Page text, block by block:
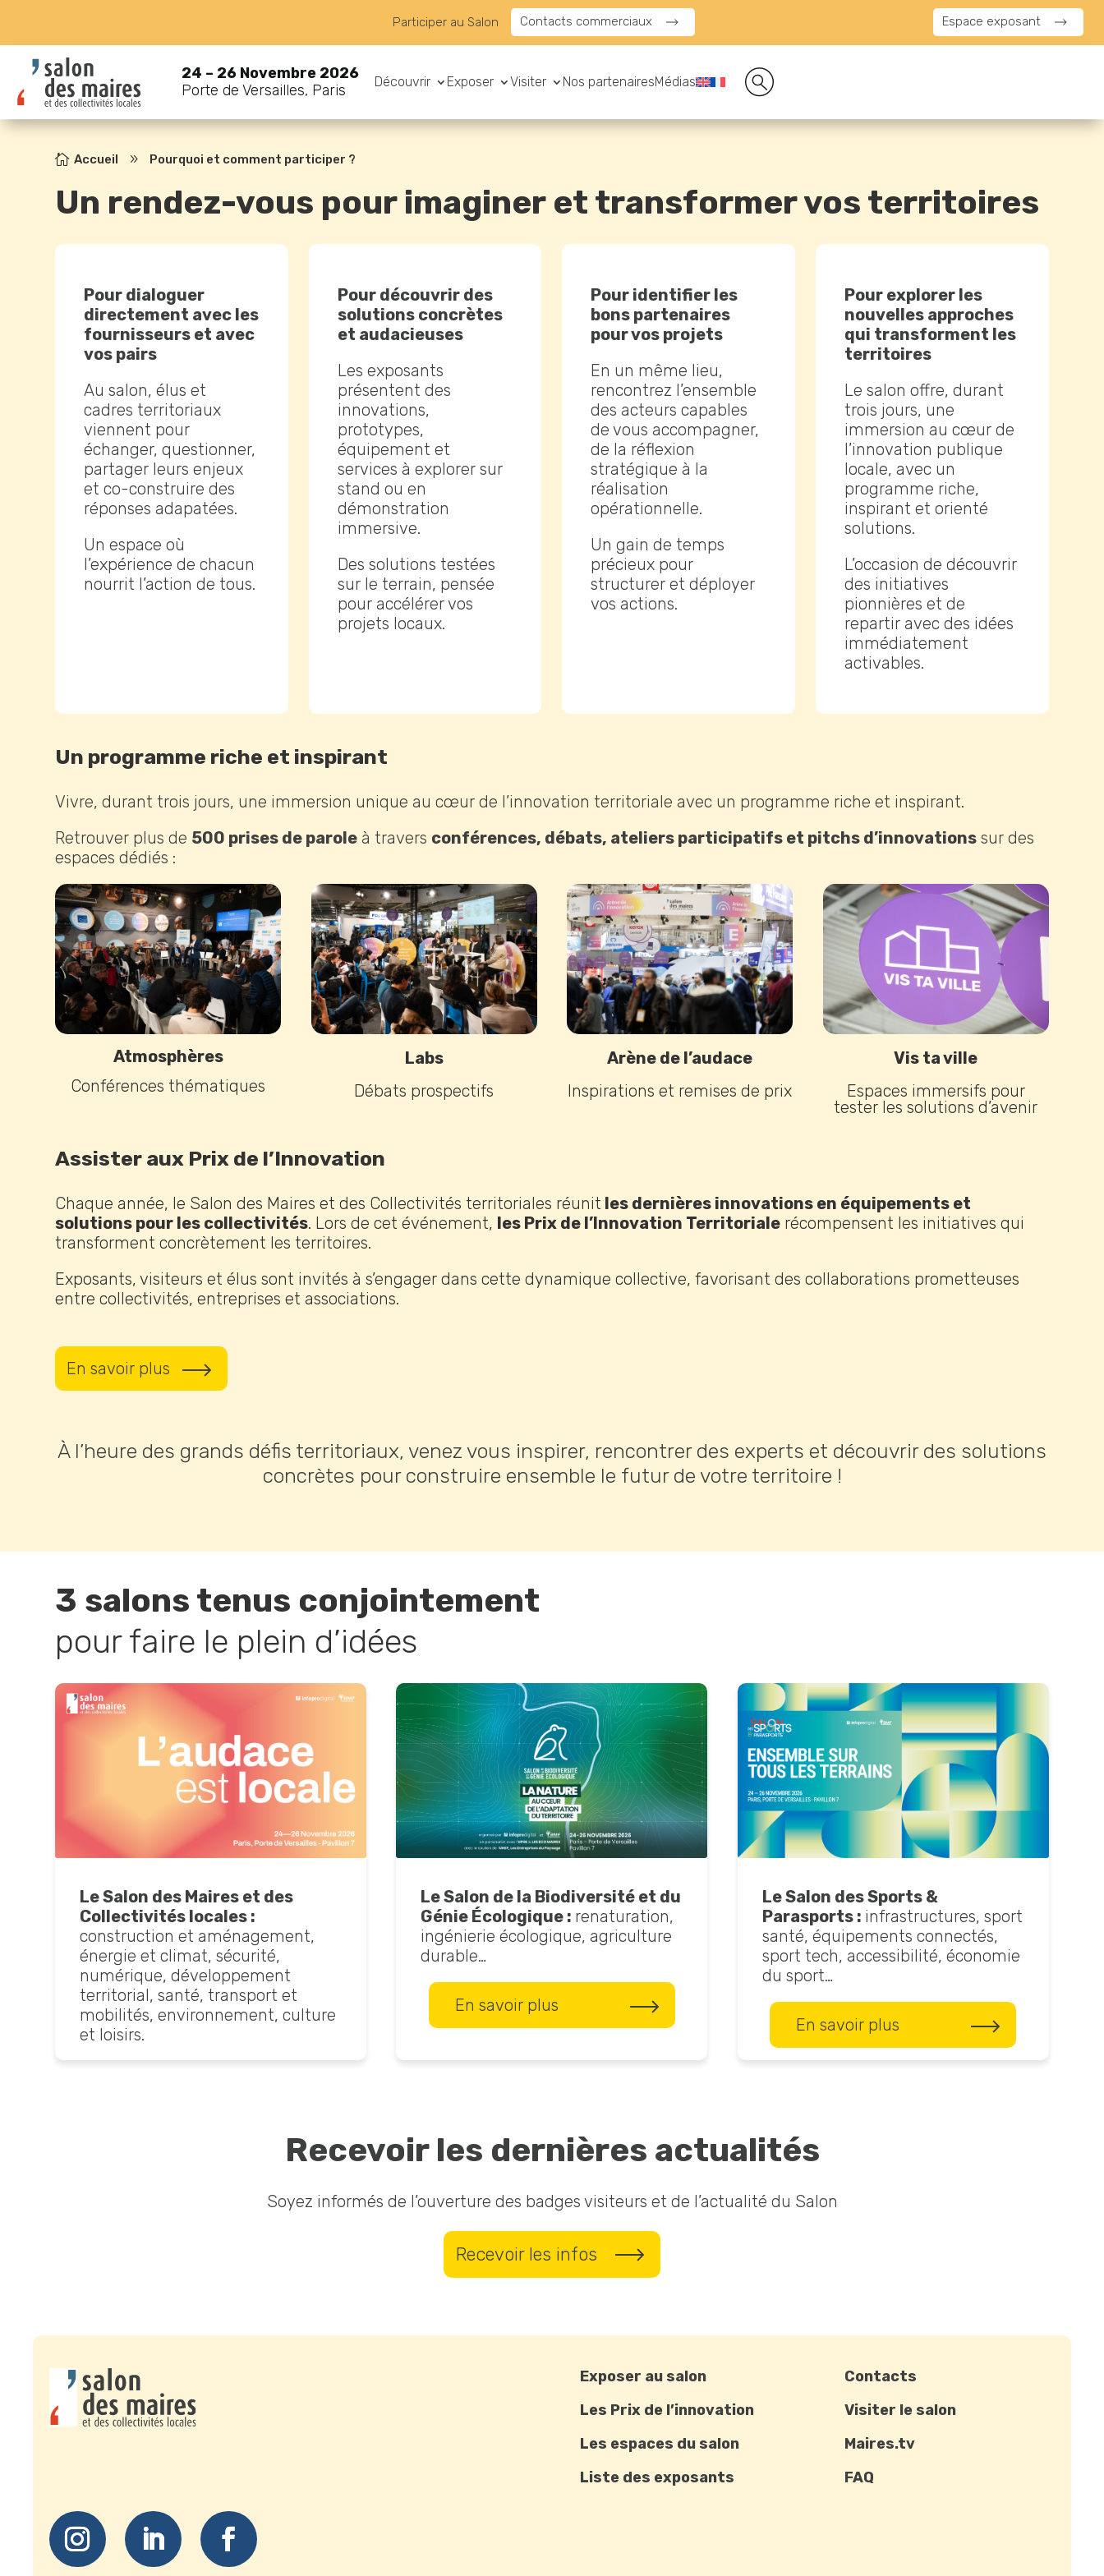
Participer au Salon Contacts commerciaux Espace exposant
24 – 26 Novembre 2026
Porte de Versailles, Paris
Découvrir Exposer Visiter Nos partenairesMédias
 Accueil 9 Pourquoi et comment participer ?
Un rendez-vous pour imaginer et transformer vos territoires
Pour dialoguer
directement avec les
fournisseurs et avec
vos pairs
Au salon, élus et
cadres territoriaux
viennent pour
échanger, questionner,
partager leurs enjeux
et co-construire des
réponses adapatées.
Un espace où
l’expérience de chacun
nourrit l’action de tous.
Pour découvrir des
solutions concrètes
et audacieuses
Les exposants
présentent des
innovations,
prototypes,
équipement et
services à explorer sur
stand ou en
démonstration
immersive.
Des solutions testées
sur le terrain, pensée
pour accélérer vos
projets locaux.
Pour identifier les
bons partenaires
pour vos projets
En un même lieu,
rencontrez l’ensemble
des acteurs capables
de vous accompagner,
de la réflexion
stratégique à la
réalisation
opérationnelle.
Un gain de temps
précieux pour
structurer et déployer
vos actions.
Pour explorer les
nouvelles approches
qui transforment les
territoires
Le salon offre, durant
trois jours, une
immersion au cœur de
l’innovation publique
locale, avec un
programme riche,
inspirant et orienté
solutions.
L’occasion de découvrir
des initiatives
pionnières et de
repartir avec des idées
immédiatement
activables.
Un programme riche et inspirant
Vivre, durant trois jours, une immersion unique au cœur de l’innovation territoriale avec un programme riche et inspirant.
Retrouver plus de 500 prises de parole à travers conférences, débats, ateliers participatifs et pitchs d’innovations sur des
espaces dédiés :
Atmosphères
Conférences thématiques
Labs
Débats prospectifs
Arène de l’audace
Inspirations et remises de prix
Vis ta ville
Espaces immersifs pour
tester les solutions d’avenir
Assister aux Prix de l’Innovation
Chaque année, le Salon des Maires et des Collectivités territoriales réunit les dernières innovations en équipements et
solutions pour les collectivités. Lors de cet événement, les Prix de l’Innovation Territoriale récompensent les initiatives qui
transforment concrètement les territoires.
Exposants, visiteurs et élus sont invités à s’engager dans cette dynamique collective, favorisant des collaborations prometteuses
entre collectivités, entreprises et associations.
En savoir plus
À l’heure des grands défis territoriaux, venez vous inspirer, rencontrer des experts et découvrir des solutions
concrètes pour construire ensemble le futur de votre territoire !
3 salons tenus conjointement
pour faire le plein d’idées
Le Salon des Maires et des
Collectivités locales :
construction et aménagement,
énergie et climat, sécurité,
numérique, développement
territorial, santé, transport et
mobilités, environnement, culture
et loisirs.
Le Salon de la Biodiversité et du
Génie Écologique : renaturation,
ingénierie écologique, agriculture
durable…
En savoir plus
Le Salon des Sports &
Parasports : infrastructures, sport
santé, équipements connectés,
sport tech, accessibilité, économie
du sport…
En savoir plus
Recevoir les dernières actualités
Soyez informés de l’ouverture des badges visiteurs et de l’actualité du Salon
Recevoir les infos
Exposer au salon
Les Prix de l’innovation
Les espaces du salon
Liste des exposants
Contacts
Visiter le salon
Maires.tv
FAQ